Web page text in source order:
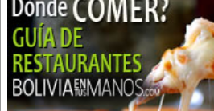
Tornos
Compresoras
Herramientas
Maquinaría Pesada
Soldadura